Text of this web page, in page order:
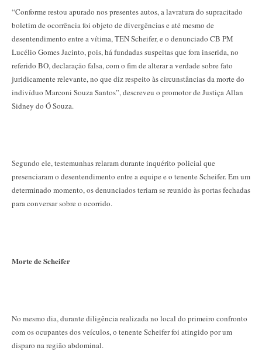
“Conforme restou apurado nos presentes autos, a lavratura do supracitado
boletim de ocorrência foi objeto de divergências e até mesmo de
desentendimento entre a vítima, TEN Scheifer, e o denunciado CB PM
Lucélio Gomes Jacinto, pois, há fundadas suspeitas que fora inserida, no
referido BO, declaração falsa, com o fim de alterar a verdade sobre fato
juridicamente relevante, no que diz respeito às circunstâncias da morte do
indivíduo Marconi Souza Santos”, descreveu o promotor de Justiça Allan
Sidney do Ó Souza.
Segundo ele, testemunhas relaram durante inquérito policial que
presenciaram o desentendimento entre a equipe e o tenente Scheifer. Em um
determinado momento, os denunciados teriam se reunido às portas fechadas
para conversar sobre o ocorrido.
Morte de Scheifer
No mesmo dia, durante diligência realizada no local do primeiro confronto
com os ocupantes dos veículos, o tenente Scheifer foi atingido por um
disparo na região abdominal.